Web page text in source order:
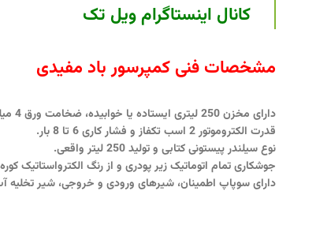
کانال اینستاگرام ویل تک
مشخصات فنی کمپرسور باد مفیدی
دارای مخزن 250 لیتری ایستاده یا خوابیده، ضخامت ورق 4 میلیمتر.
قدرت الکتروموتور 2 اسب تکفاز و فشار کاری 6 تا 8 بار.
نوع سیلندر پیستونی کتابی و تولید 250 لیتر واقعی.
جوشکاری تمام اتوماتیک زیر پودری و از رنگ الکترواستاتیک
دارای سوپاپ اطمینان، شیرهای ورودی و خروجی، شیر تخلیه